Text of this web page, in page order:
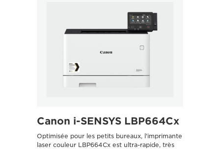
Canon i-SENSYS LBP664Cx
Optimisée pour les petits bureaux, l'imprimante
laser couleur LBP664Cx est ultra-rapide, très